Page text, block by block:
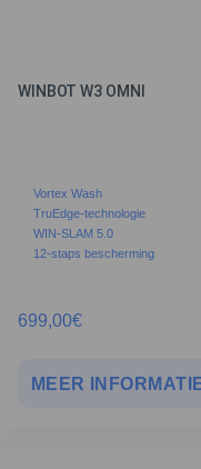
WINBOT W3 OMNI
Vortex Wash
TruEdge-technologie
WIN-SLAM 5.0
12-staps bescherming
699,00€
MEER